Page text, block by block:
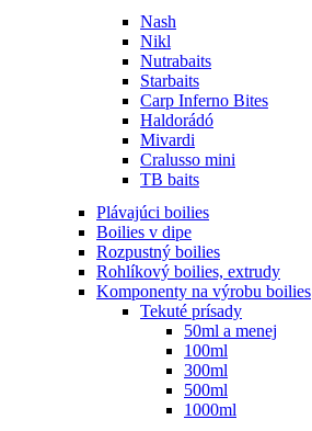
Nash
Nikl
Nutrabaits
Starbaits
Carp Inferno Bites
Haldorádó
Mivardi
Cralusso mini
TB baits
Plávajúci boilies
Boilies v dipe
Rozpustný boilies
Rohlíkový boilies, extrudy
Komponenty na výrobu boilies
Tekuté prísady
50ml a menej
100ml
300ml
500ml
1000ml